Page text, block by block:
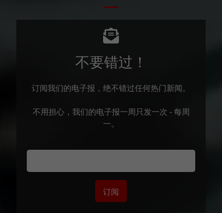
不要错过！
订阅我们的电子报，绝不错过任何热门新闻。
不用担心，我们的电子报一周只发一次 - 每周
一。
订阅